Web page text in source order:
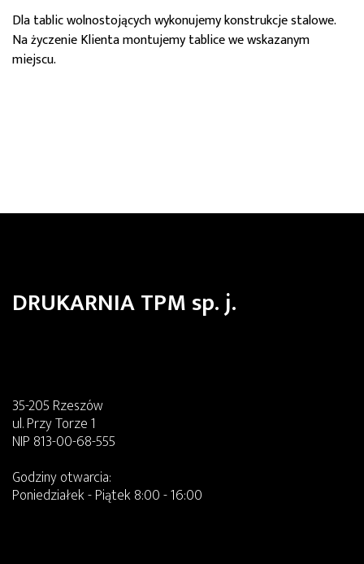
Dla tablic wolnostojących wykonujemy konstrukcje stalowe.
Na życzenie Klienta montujemy tablice we wskazanym
miejscu.
DRUKARNIA TPM sp. j.
35-205 Rzeszów
ul. Przy Torze 1
NIP 813-00-68-555
Godziny otwarcia:
Poniedziałek - Piątek 8:00 - 16:00